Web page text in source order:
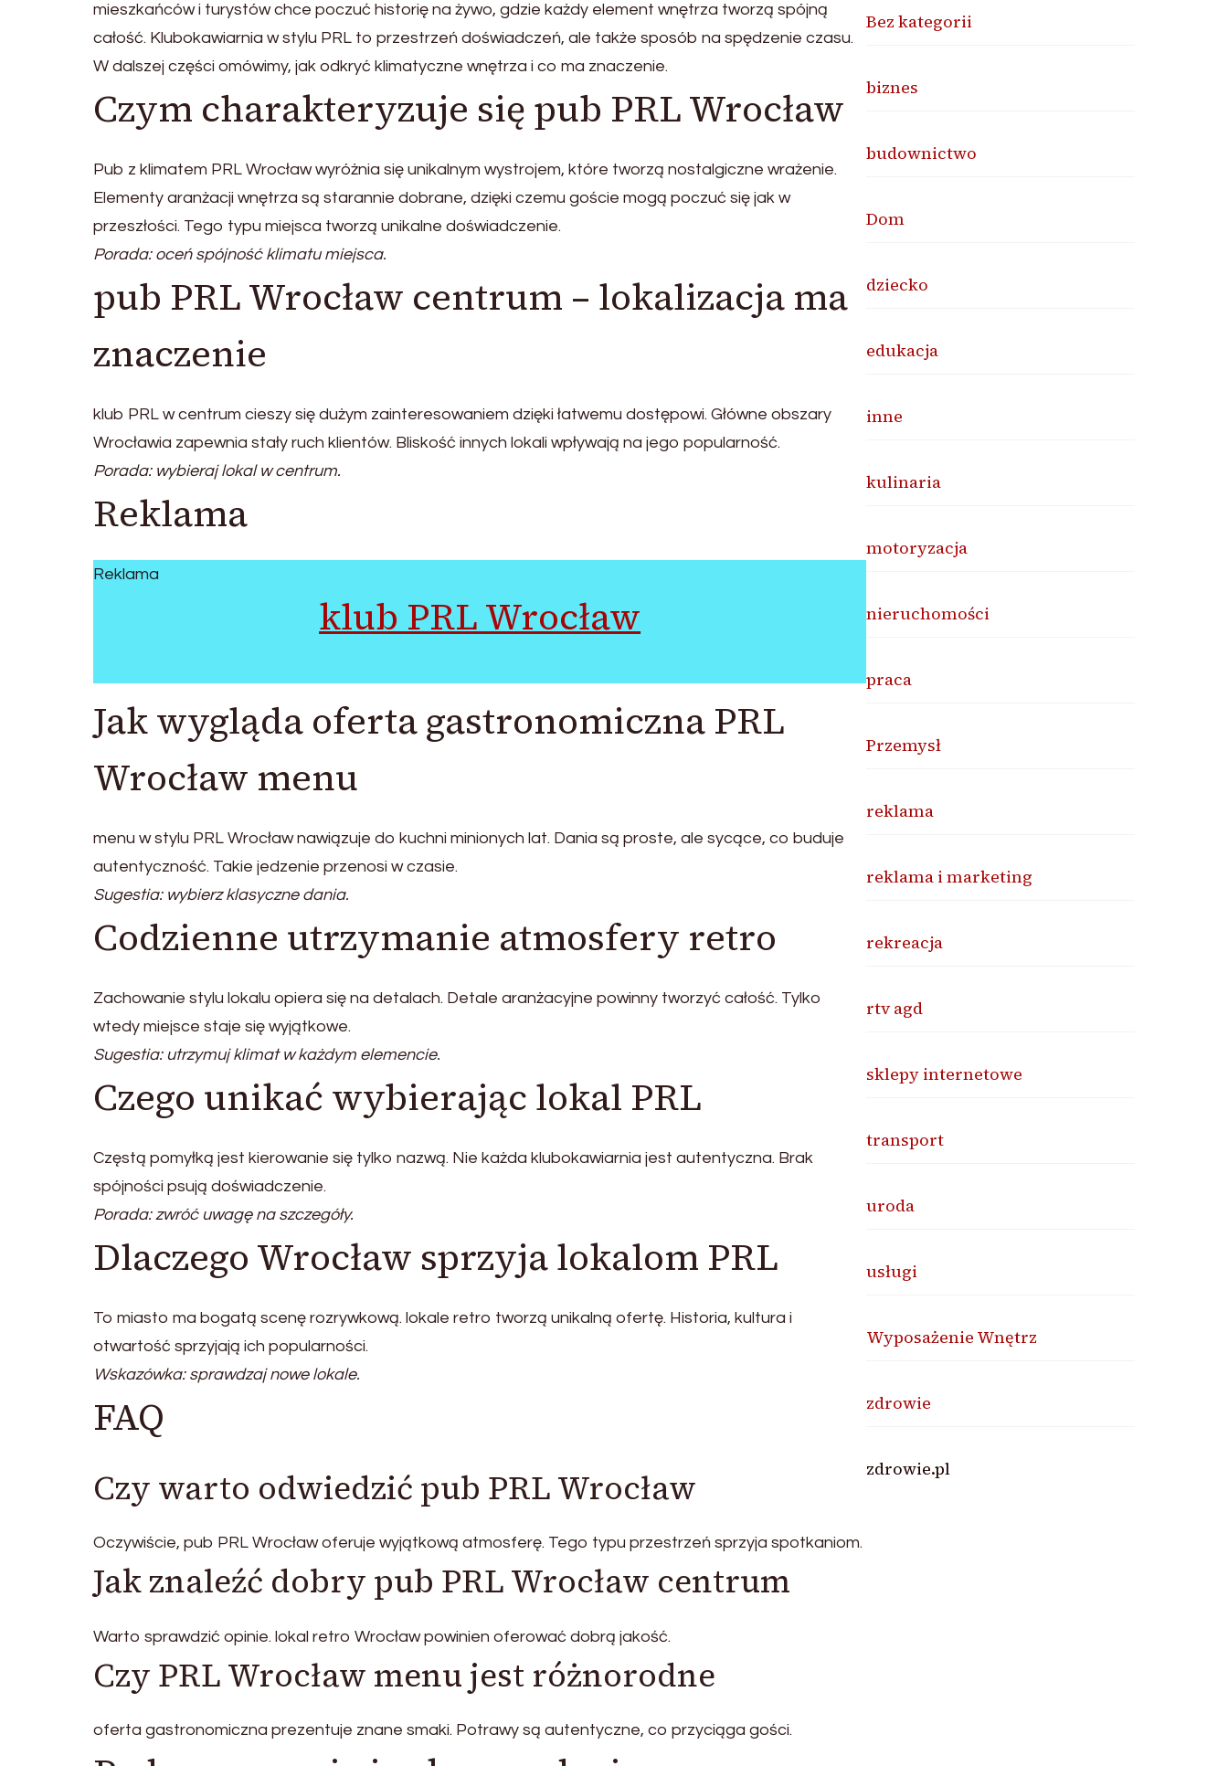
mieszkańców i turystów chce poczuć historię na żywo, gdzie każdy element wnętrza tworzą spójną
całość. Klubokawiarnia w stylu PRL to przestrzeń doświadczeń, ale także sposób na spędzenie czasu.
W dalszej części omówimy, jak odkryć klimatyczne wnętrza i co ma znaczenie.
Czym charakteryzuje się pub PRL Wrocław
Pub z klimatem PRL Wrocław wyróżnia się unikalnym wystrojem, które tworzą nostalgiczne wrażenie.
Elementy aranżacji wnętrza są starannie dobrane, dzięki czemu goście mogą poczuć się jak w
przeszłości. Tego typu miejsca tworzą unikalne doświadczenie.
Porada: oceń spójność klimatu miejsca.
pub PRL Wrocław centrum – lokalizacja ma
znaczenie
klub PRL w centrum cieszy się dużym zainteresowaniem dzięki łatwemu dostępowi. Główne obszary
Wrocławia zapewnia stały ruch klientów. Bliskość innych lokali wpływają na jego popularność.
Porada: wybieraj lokal w centrum.
Reklama
Reklama
klub PRL Wrocław
Jak wygląda oferta gastronomiczna PRL
Wrocław menu
menu w stylu PRL Wrocław nawiązuje do kuchni minionych lat. Dania są proste, ale sycące, co buduje
autentyczność. Takie jedzenie przenosi w czasie.
Sugestia: wybierz klasyczne dania.
Codzienne utrzymanie atmosfery retro
Zachowanie stylu lokalu opiera się na detalach. Detale aranżacyjne powinny tworzyć całość. Tylko
wtedy miejsce staje się wyjątkowe.
Sugestia: utrzymuj klimat w każdym elemencie.
Czego unikać wybierając lokal PRL
Częstą pomyłką jest kierowanie się tylko nazwą. Nie każda klubokawiarnia jest autentyczna. Brak
spójności psują doświadczenie.
Porada: zwróć uwagę na szczegóły.
Dlaczego Wrocław sprzyja lokalom PRL
To miasto ma bogatą scenę rozrywkową. lokale retro tworzą unikalną ofertę. Historia, kultura i
otwartość sprzyjają ich popularności.
Wskazówka: sprawdzaj nowe lokale.
FAQ
Czy warto odwiedzić pub PRL Wrocław
Oczywiście, pub PRL Wrocław oferuje wyjątkową atmosferę. Tego typu przestrzeń sprzyja spotkaniom.
Jak znaleźć dobry pub PRL Wrocław centrum
Warto sprawdzić opinie. lokal retro Wrocław powinien oferować dobrą jakość.
Czy PRL Wrocław menu jest różnorodne
oferta gastronomiczna prezentuje znane smaki. Potrawy są autentyczne, co przyciąga gości.
Bez kategorii
biznes
budownictwo
Dom
dziecko
edukacja
inne
kulinaria
motoryzacja
nieruchomości
praca
Przemysł
reklama
reklama i marketing
rekreacja
rtv agd
sklepy internetowe
transport
uroda
usługi
Wyposażenie Wnętrz
zdrowie
zdrowie.pl